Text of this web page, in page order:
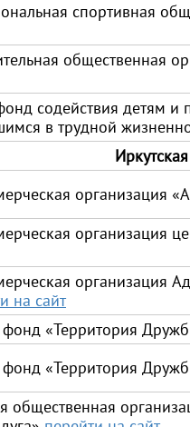
спортивная
общественная
содействия детям и
в трудной
организация
организация
организация
на сайт
фонд «Территория
фонд «Территория
общественная